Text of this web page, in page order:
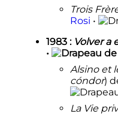
Trois
Rosi •
1983 : Volver a
•
Alsino et
cóndor)
La Vie